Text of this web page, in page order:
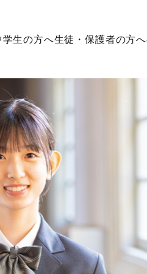
学生の方へ生徒・保護者の方へ